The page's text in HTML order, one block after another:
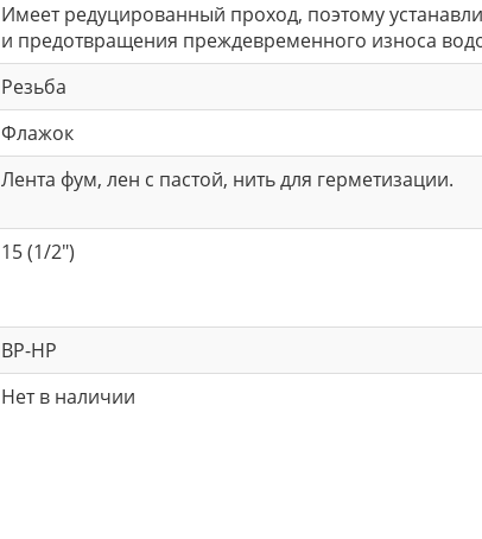
Имеет редуцированный проход, поэтому
и предотвращения преждевременного износа
Резьба
Флажок
Лента фум, лен с пастой, нить для герметизации.
15 (1/2")
ВР-НР
Нет в наличии